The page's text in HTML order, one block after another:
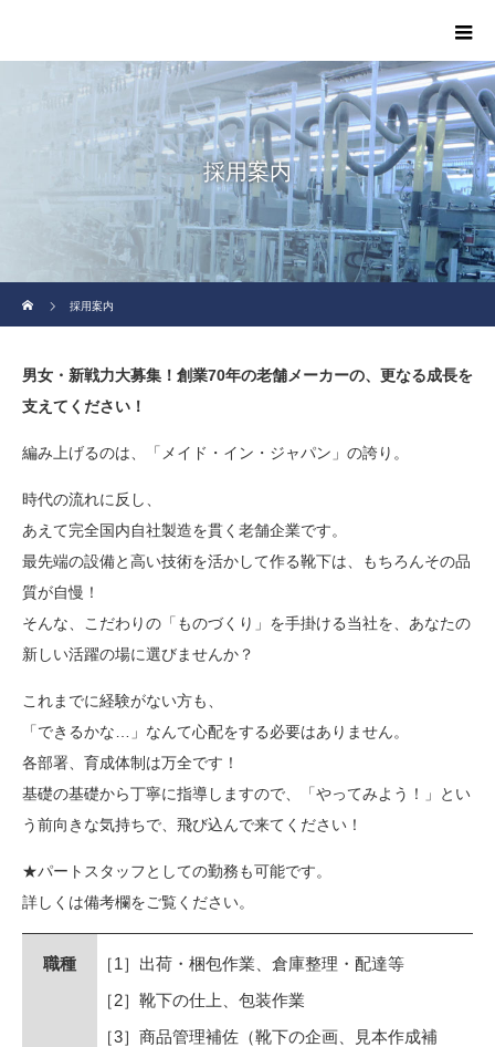
採用案内
採用案内
男女・新戦力大募集！創業70年の老舗メーカーの、更なる成長を
支えてください！
編み上げるのは、「メイド・イン・ジャパン」の誇り。
時代の流れに反し、
あえて完全国内自社製造を貫く老舗企業です。
最先端の設備と高い技術を活かして作る靴下は、もちろんその品
質が自慢！
そんな、こだわりの「ものづくり」を手掛ける当社を、あなたの
新しい活躍の場に選びませんか？
これまでに経験がない方も、
「できるかな…」なんて心配をする必要はありません。
各部署、育成体制は万全です！
基礎の基礎から丁寧に指導しますので、「やってみよう！」とい
う前向きな気持ちで、飛び込んで来てください！
★パートスタッフとしての勤務も可能です。
詳しくは備考欄をご覧ください。
職種
［1］出荷・梱包作業、倉庫整理・配達等
［2］靴下の仕上、包装作業
［3］商品管理補佐（靴下の企画、見本作成補